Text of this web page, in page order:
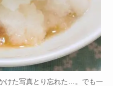
けた写真とり忘れた…。でも一